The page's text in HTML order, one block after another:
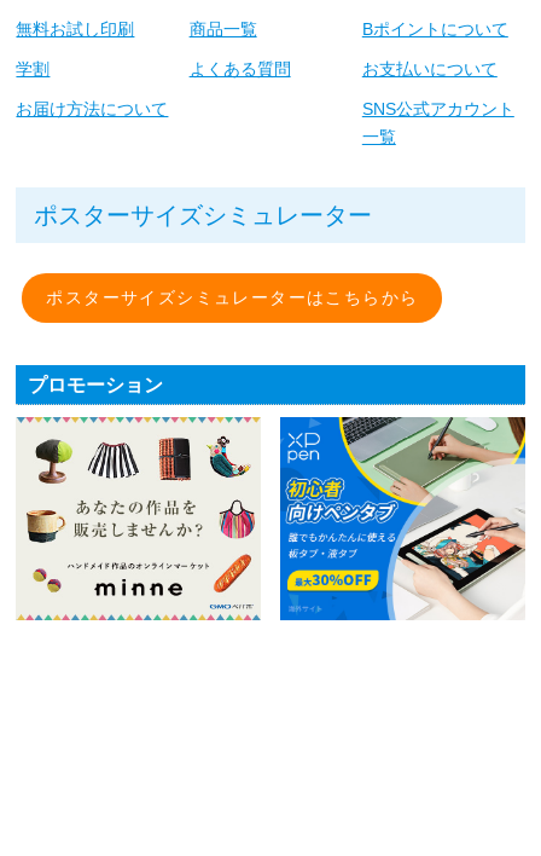
無料お試し印刷 商品一覧 Bポイントについて
学割 よくある質問 お支払いについて
お届け方法について
SNS公式アカウント
一覧
ポスターサイズシミュレーター
ポスターサイズシミュレーターはこちらから
プロモーション